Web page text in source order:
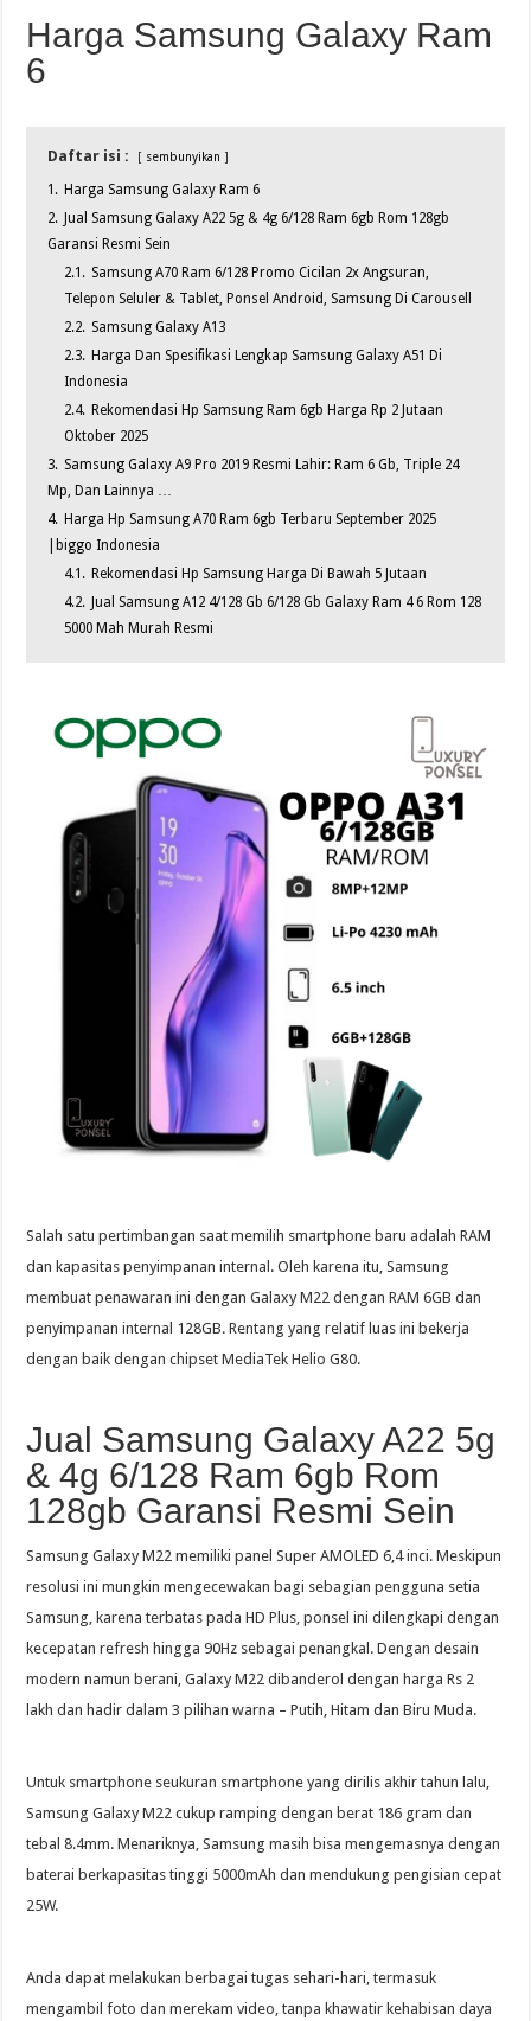
Harga Samsung Galaxy Ram
6
Daftar isi : sembunyikan
1. Harga Samsung Galaxy Ram 6
2. Jual Samsung Galaxy A22 5g & 4g 6/128 Ram 6gb Rom 128gb
Garansi Resmi Sein
2.1. Samsung A70 Ram 6/128 Promo Cicilan 2x Angsuran,
Telepon Seluler & Tablet, Ponsel Android, Samsung Di Carousell
2.2. Samsung Galaxy A13
2.3. Harga Dan Spesifikasi Lengkap Samsung Galaxy A51 Di
Indonesia
2.4. Rekomendasi Hp Samsung Ram 6gb Harga Rp 2 Jutaan
Oktober 2025
3. Samsung Galaxy A9 Pro 2019 Resmi Lahir: Ram 6 Gb, Triple 24
Mp, Dan Lainnya …
4. Harga Hp Samsung A70 Ram 6gb Terbaru September 2025
|biggo Indonesia
4.1. Rekomendasi Hp Samsung Harga Di Bawah 5 Jutaan
4.2. Jual Samsung A12 4/128 Gb 6/128 Gb Galaxy Ram 4 6 Rom 128
5000 Mah Murah Resmi
Salah satu pertimbangan saat memilih smartphone baru adalah RAM
dan kapasitas penyimpanan internal. Oleh karena itu, Samsung
membuat penawaran ini dengan Galaxy M22 dengan RAM 6GB dan
penyimpanan internal 128GB. Rentang yang relatif luas ini bekerja
dengan baik dengan chipset MediaTek Helio G80.
Jual Samsung Galaxy A22 5g
& 4g 6/128 Ram 6gb Rom
128gb Garansi Resmi Sein
Samsung Galaxy M22 memiliki panel Super AMOLED 6,4 inci. Meskipun
resolusi ini mungkin mengecewakan bagi sebagian pengguna setia
Samsung, karena terbatas pada HD Plus, ponsel ini dilengkapi dengan
kecepatan refresh hingga 90Hz sebagai penangkal. Dengan desain
modern namun berani, Galaxy M22 dibanderol dengan harga Rs 2
lakh dan hadir dalam 3 pilihan warna – Putih, Hitam dan Biru Muda.
Untuk smartphone seukuran smartphone yang dirilis akhir tahun lalu,
Samsung Galaxy M22 cukup ramping dengan berat 186 gram dan
tebal 8.4mm. Menariknya, Samsung masih bisa mengemasnya dengan
baterai berkapasitas tinggi 5000mAh dan mendukung pengisian cepat
25W.
Anda dapat melakukan berbagai tugas sehari-hari, termasuk
mengambil foto dan merekam video, tanpa khawatir kehabisan daya